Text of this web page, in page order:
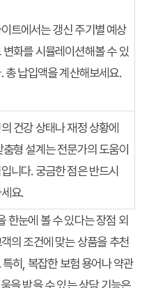
트에서는 갱신 주기별 예상
변화를 시뮬레이션해볼 수 있
총 납입액을 계산해보세요.
건강 상태나 재정 상황에
춤형 설계는 전문가의 도움이
니다. 궁금한 점은 반드시
요.
한눈에 볼 수 있다는 장점 외
의 조건에 맞는 상품을 추천
히, 복잡한 보험 용어나 약관
을 받을 수 있는 상담 기능은